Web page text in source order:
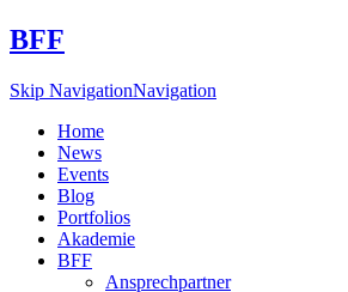
BFF
Skip NavigationNavigation
Home
News
Events
Blog
Portfolios
Akademie
BFF
Ansprechpartner